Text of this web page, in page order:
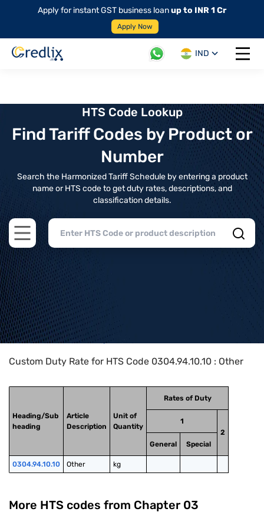
Apply for instant GST business loanup to INR 1 Cr
Apply Now
IND
Open
HTS Code Lookup
Find Tariff Codes by Product or
Number
Search the Harmonized Tariff Schedule by entering a product
name or HTS code to get duty rates, descriptions, and
classification details.
Open main menu
Home>HTS Codes> Chapter
Custom Duty Rate for HTS Code 0304.94.10.10 : Other
Heading/Sub
heading
Article
Description
Unit of
Quantity
Rates of Duty
1
2
General
Special
0304.94.10.10 Other kg
More HTS codes from Chapter 03